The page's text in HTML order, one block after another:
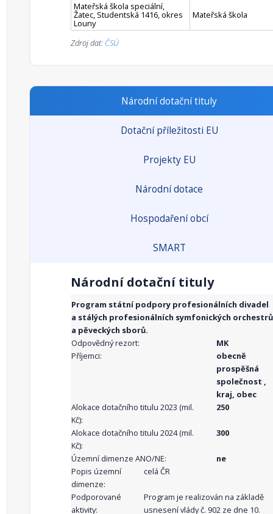
Mateřská škola speciální,
Žatec, Studentská 1416, okres
Louny
Mateřská škola
Zdroj dat: ČSÚ
Národní dotační tituly
Dotační příležitosti EU
Projekty EU
Národní dotace
Hospodaření obcí
SMART
Národní dotační tituly
Program státní podpory profesionálních divadel
a stálých profesionálních symfonických orchestrů
a pěveckých sborů.
Odpovědný rezort:
MK
Příjemci:
obecně
prospěšná
společnost ,
kraj, obec
Alokace dotačního titulu 2023 (mil.
Kč):
250
Alokace dotačního titulu 2024 (mil.
Kč):
300
Územní dimenze ANO/NE:
ne
Popis územní
dimenze:
celá ČR
Podporované
aktivity:
Program je realizován na základě
usnesení vlády č. 902 ze dne 10.